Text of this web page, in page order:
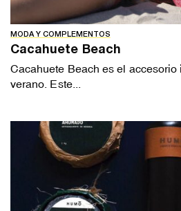
MODA Y COMPLEMENTOS
Cacahuete Beach
Cacahuete Beach es el
verano. Este...